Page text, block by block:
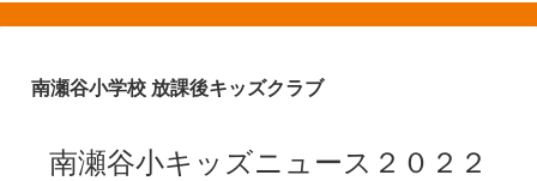
南瀬谷小学校 放課後キッズクラブ
南瀬谷小キッズニュース２０２２